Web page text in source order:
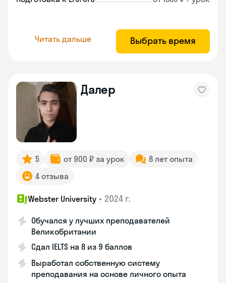
Читать дальше Выбрать время
Далер
5 от 900 ₽ за урок
8 лет опыта
4 отзыва
Webster University • 2024 г.
Обучался у лучших преподавателей
Великобритании
Сдал IELTS на 8 из 9 баллов
Выработал собственную систему
преподавания на основе личного опыта